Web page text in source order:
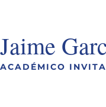
Jaime
ACADÉMICO